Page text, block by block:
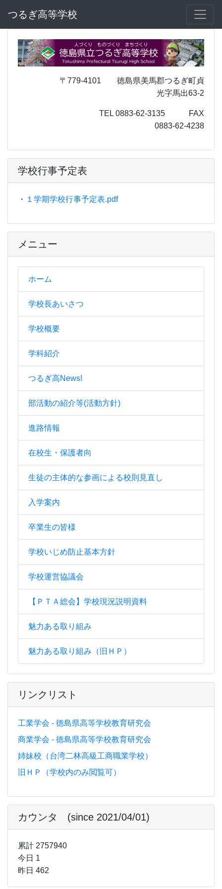
つるぎ高等学校
〒779-4101 徳島県美馬郡つるぎ町貞
光字馬出63-2
TEL 0883-62-3135 FAX
0883-62-4238
メニュー
ホーム
学校長あいさつ
学校概要
学科紹介
つるぎ高News!
部活動の紹介等(活動方針)
進路情報
在校生・保護者向
生徒の主体的な参画による校則見直し
入学案内
卒業生の皆様
学校いじめ防止基本方針
学校運営協議会
【ＰＴＡ総会】学校現況説明資料
魅力ある取り組み
魅力ある取り組み（旧ＨＰ）
リンクリスト
工業学会 - 徳島県高等学校教育研究会
商業学会 - 徳島県高等学校教育研究会
姉妹校（台湾二林高級工商職業学校）
旧ＨＰ（学校内のみ閲覧可）
カウンタ (since 2021/04/01)
累計 2757940
今日 1
昨日 462
学校行事予定表
・ １学期学校行事予定表.pdf